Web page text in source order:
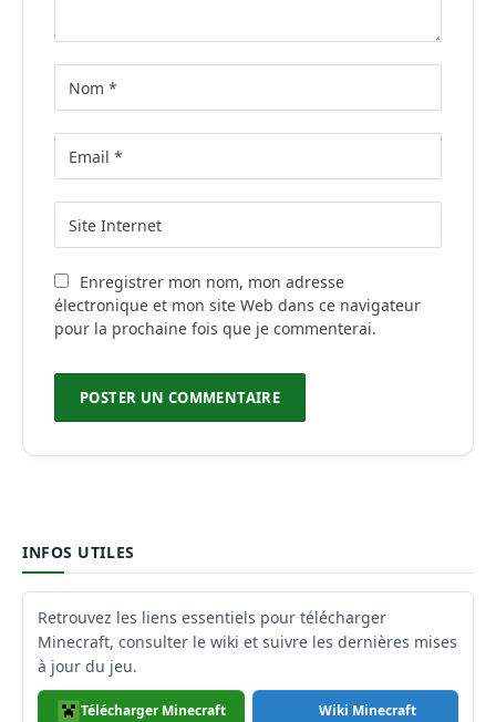
Enregistrer mon nom, mon adresse
électronique et mon site Web dans ce navigateur
pour la prochaine fois que je commenterai.
INFOS UTILES
Retrouvez les liens essentiels pour télécharger
Minecraft, consulter le wiki et suivre les dernières mises
à jour du jeu.
Télécharger Minecraft Wiki Minecraft